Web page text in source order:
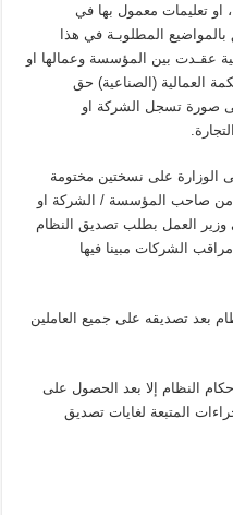
، او تعليمات معمول بها في
المطلوبـة في هذا
عقـدت بين المؤسسة وعمالها او
العمالية (الصناعية) حق
صورة تسجل الشركة او
الوزارة على نسختين مختومة
من صاحب المؤسسة / الشركة او
وزير العمل بطلب تصديق النظام
الشركات مبينا فيها
بعد تصديقه على جميع العاملين
النظام إلا بعد الحصول على
المتبعة لغايات تصديق